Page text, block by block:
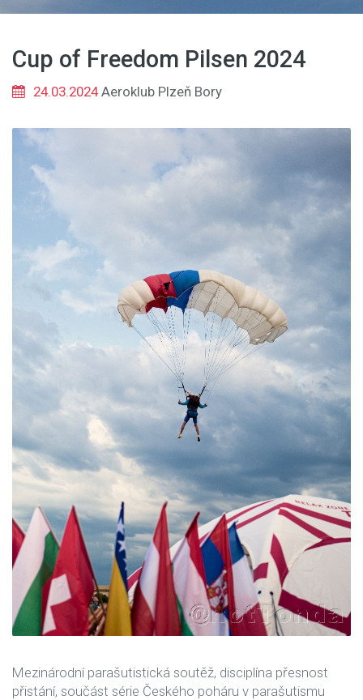
Cup of Freedom Pilsen 2024
24.03.2024Aeroklub Plzeň Bory
Mezinárodní parašutistická soutěž, disciplína přesnost
přistání, součást série Českého poháru v parašutismu